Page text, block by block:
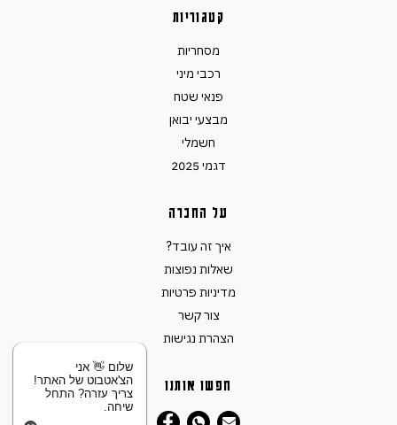
קטגוריות
מסחריות
רכבי מיני
פנאי שטח
מבצעי יבואן
חשמלי
דגמי 2025
על החברה
איך זה עובד?
שאלות נפוצות
מדיניות פרטיות
צור קשר
הצהרת נגישות
חפשו אותנו
שלום 👋 אני
הצ'אטבוט של האתר!
צריך עזרה? התחל
שיחה.